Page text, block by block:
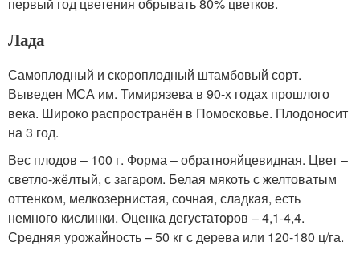
первый год цветения обрывать 80% цветков.
Лада
Самоплодный и скороплодный штамбовый сорт.
Выведен МСА им. Тимирязева в 90-х годах прошлого
века. Широко распространён в Помосковье. Плодоносит
на 3 год.
Вес плодов – 100 г. Форма – обратнояйцевидная. Цвет –
светло-жёлтый, с загаром. Белая мякоть с желтоватым
оттенком, мелкозернистая, сочная, сладкая, есть
немного кислинки. Оценка дегустаторов – 4,1-4,4.
Средняя урожайность – 50 кг с дерева или 120-180 ц/га.